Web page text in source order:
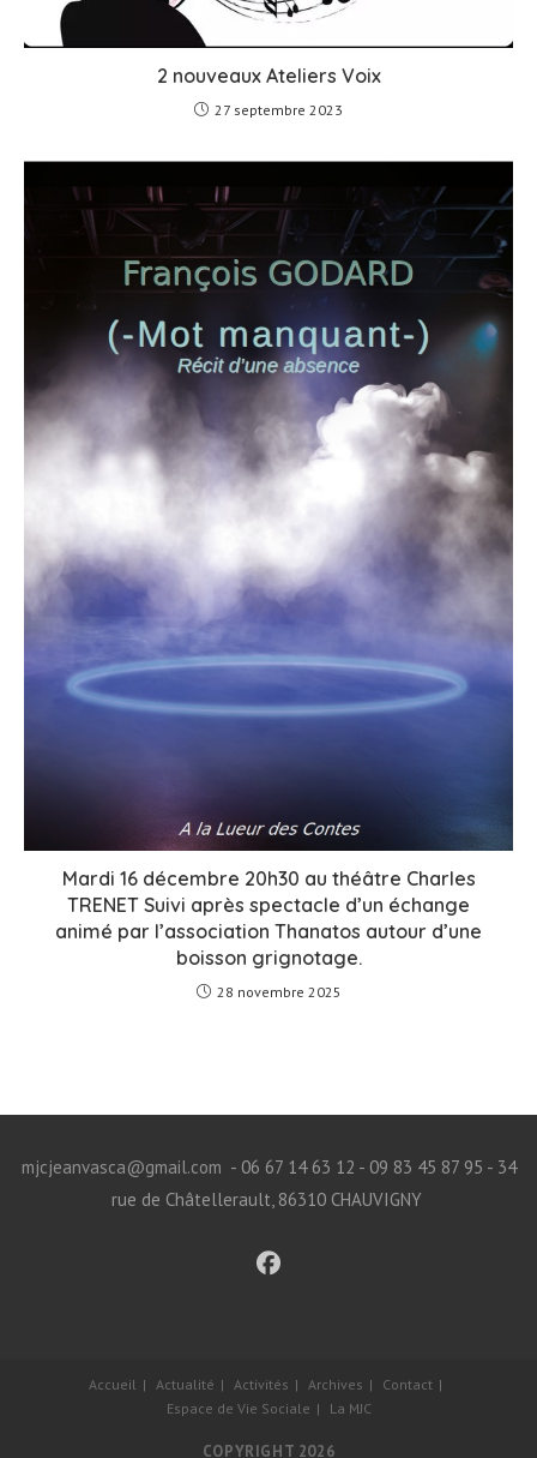
2 nouveaux Ateliers Voix
27 septembre 2023
Mardi 16 décembre 20h30 au théâtre Charles
TRENET Suivi après spectacle d’un échange
animé par l’association Thanatos autour d’une
boisson grignotage.
28 novembre 2025
mjcjeanvasca@gmail.com - 06 67 14 63 12 - 09 83 45 87 95 - 34
rue de Châtellerault, 86310 CHAUVIGNY
Accueil Actualité Activités Archives
Contact
Espace de Vie Sociale
La MJC
COPYRIGHT 2026